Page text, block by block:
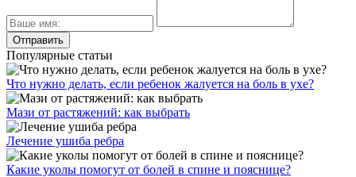
Популярные статьи
Что нужно делать, если ребенок жалуется на боль в ухе?
Мази от растяжений: как выбрать
Лечение ушиба ребра
Какие уколы помогут от болей в спине и пояснице?